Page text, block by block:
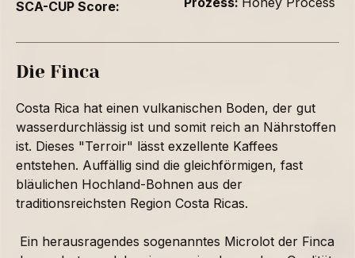
SCA-CUP Score:
Die Finca
Costa Rica hat einen vulkanischen Boden, der gut
wasserdurchlässig ist und somit reich an Nährstoffen
ist. Dieses "Terroir" lässt exzellente Kaffees
entstehen. Auffällig sind die gleichförmigen, fast
bläulichen Hochland-Bohnen aus der
traditionsreichsten Region Costa Ricas.
Ein herausragendes sogenanntes Microlot der Finca